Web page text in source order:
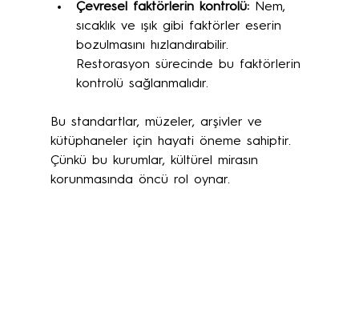
Çevresel faktörlerin kontrolü: Nem,
sıcaklık ve ışık gibi faktörler eserin
bozulmasını hızlandırabilir.
Restorasyon sürecinde bu faktörlerin
kontrolü sağlanmalıdır.
Bu standartlar, müzeler, arşivler ve
kütüphaneler için hayati öneme sahiptir.
Çünkü bu kurumlar, kültürel mirasın
korunmasında öncü rol oynar.